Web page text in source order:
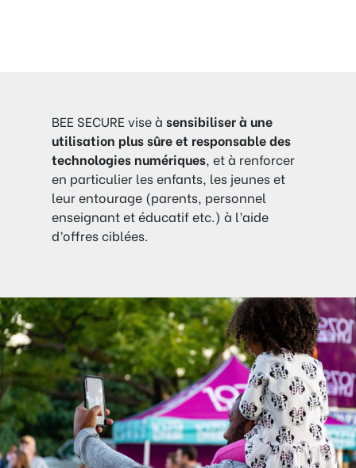
BEE SECURE vise à sensibiliser à une
utilisation plus sûre et responsable des
technologies numériques, et à renforcer
en particulier les enfants, les jeunes et
leur entourage (parents, personnel
enseignant et éducatif etc.) à l’aide
d’offres ciblées.